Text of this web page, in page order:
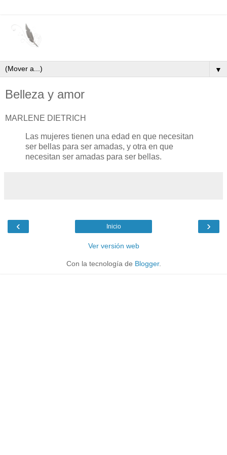
▼
Belleza y amor
MARLENE DIETRICH
Las mujeres tienen una edad en que necesitan
ser bellas para ser amadas, y otra en que
necesitan ser amadas para ser bellas.
‹ ›
Inicio
Ver versión web
Con la tecnología de Blogger.